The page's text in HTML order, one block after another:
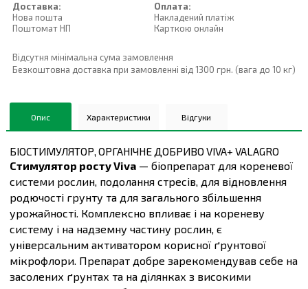
Доставка:
Нова пошта
Поштомат НП
Оплата:
Накладений платiж
Карткою онлайн
Відсутня мінімальна сума замовлення
Безкоштовна доставка при замовленні від 1300 грн. (вага до 10 кг)
Опис Характеристики Відгуки
БІОСТИМУЛЯТОР, ОРГАНІЧНЕ ДОБРИВО VIVA+ VALAGRO
Стимулятор росту Viva— біопрепарат для кореневої
системи рослин, подолання стресів, для відновлення
родючості грунту та для загального збільшення
урожайності. Комплексно впливає і на кореневу
систему і на надземну частину рослин, є
універсальним активатором корисної ґрунтової
мікрофлори. Препарат добре зарекомендував себе на
засолених ґрунтах та на ділянках з високими